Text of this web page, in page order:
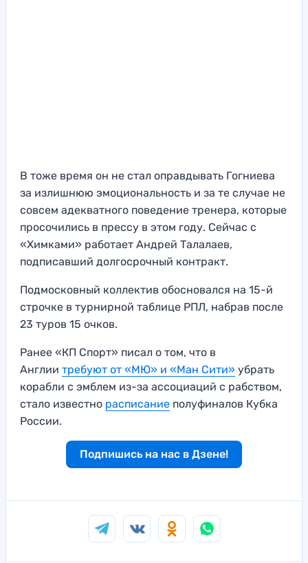
В тоже время он не стал оправдывать Гогниева
за излишнюю эмоциональность и за те случае не
совсем адекватного поведение тренера, которые
просочились в прессу в этом году. Сейчас с
«Химками» работает Андрей Талалаев,
подписавший долгосрочный контракт.
Подмосковный коллектив обосновался на 15-й
строчке в турнирной таблице РПЛ, набрав после
23 туров 15 очков.
Ранее «КП Спорт» писал о том, что в
Англии требуют от «МЮ» и «Ман Сити» убрать
корабли с эмблем из-за ассоциаций с рабством,
стало известно расписание полуфиналов Кубка
России.
Подпишись на нас в Дзене!